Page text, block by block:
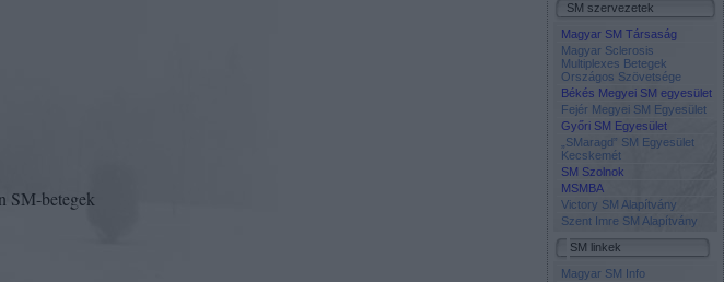
SM-betegek
SM szervezetek
Magyar SM Társaság
Magyar Sclerosis
Multiplexes Betegek
Országos Szövetsége
Békés Megyei SM egyesület
Fejér Megyei SM Egyesület
Győri SM Egyesület
„SMaragd” SM Egyesület
Kecskemét
SM Szolnok
MSMBA
Victory SM Alapítvány
Szent Imre SM Alapítvány
SM linkek
Magyar SM Info